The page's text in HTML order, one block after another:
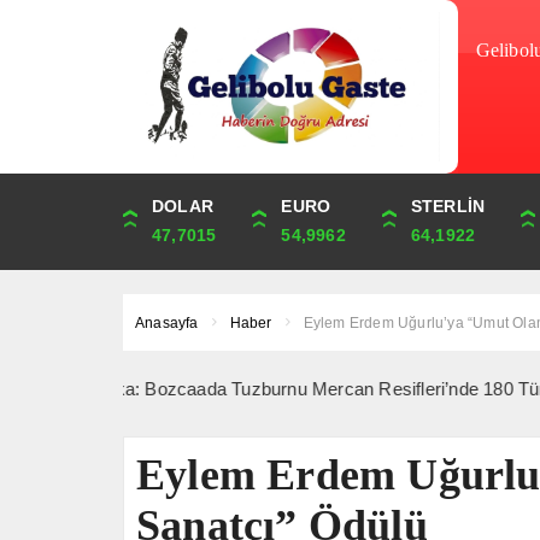
DOLAR
47,7015
EURO
54,9962
STERLİN
64,1922
ONS
4,291,87
ALTIN
6,583,09
ÇEYREK
10,763,35
Anasayfa Haber Eylem Erdem Uğurlu’ya “Umut
Dakika: Bozcaada Tuzburnu Mercan Resifleri’nde 180 Tür
Eylem Erdem
Sanatçı” Ödülü